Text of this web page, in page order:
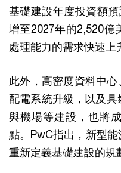
基礎建設年度投資額
增至2027年的2,520億
處理能力的需求快速上
此外，高密度資料中
配電系統升級，以及
與機場等建設，也將
點。PwC指出，新型
重新定義基礎建設的規